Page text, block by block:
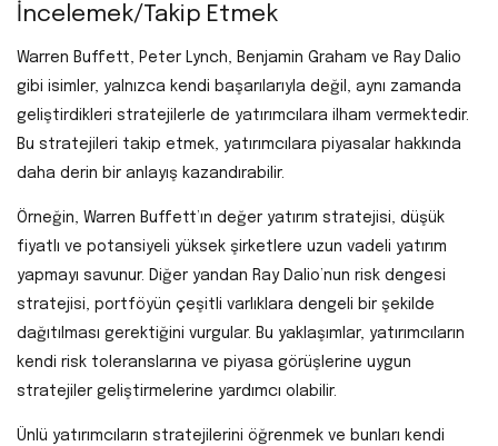
İncelemek/Takip Etmek
Warren Buffett, Peter Lynch, Benjamin Graham ve Ray Dalio
gibi isimler, yalnızca kendi başarılarıyla değil, aynı zamanda
geliştirdikleri stratejilerle de yatırımcılara ilham vermektedir.
Bu stratejileri takip etmek, yatırımcılara piyasalar hakkında
daha derin bir anlayış kazandırabilir.
Örneğin, Warren Buffett’ın değer yatırım stratejisi, düşük
fiyatlı ve potansiyeli yüksek şirketlere uzun vadeli yatırım
yapmayı savunur. Diğer yandan Ray Dalio’nun risk dengesi
stratejisi, portföyün çeşitli varlıklara dengeli bir şekilde
dağıtılması gerektiğini vurgular. Bu yaklaşımlar, yatırımcıların
kendi risk toleranslarına ve piyasa görüşlerine uygun
stratejiler geliştirmelerine yardımcı olabilir.
Ünlü yatırımcıların stratejilerini öğrenmek ve bunları kendi